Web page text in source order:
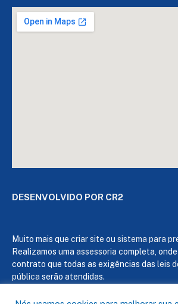
DESENVOLVIDO POR CR2
Muito mais que criar site ou sistema para
Realizamos uma assessoria completa,
contrato que todas as exigências das leis
pública serão atendidas.
Conheça oPNTPe oRadar da